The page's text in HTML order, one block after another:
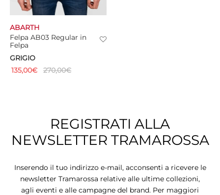
Felpa AB03 Regular in
Felpa
GRIGIO
ABARTH
135,00€ 270,00€
REGISTRATI ALLA
NEWSLETTER TRAMAROSSA
Inserendo il tuo indirizzo e-mail, acconsenti a ricevere le
newsletter Tramarossa relative alle ultime collezioni,
agli eventi e alle campagne del brand. Per maggiori